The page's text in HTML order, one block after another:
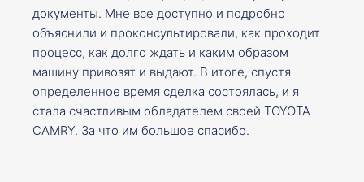
документы. Мне все доступно и подробно
объяснили и проконсультировали, как проходит
процесс, как долго ждать и каким образом
машину привозят и выдают. В итоге, спустя
определенное время сделка состоялась, и я
стала счастливым обладателем своей TOYOTA
CAMRY. За что им большое спасибо.